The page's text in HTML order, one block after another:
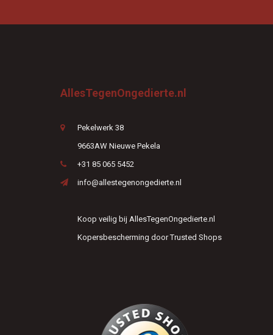
AllesTegenOngedierte.nl
Pekelwerk 38
9663AW Nieuwe Pekela
+31 85 065 5452
info@allestegenongedierte.nl
Koop veilig bij AllesTegenOngedierte.nl
Kopersbescherming door Trusted Shops